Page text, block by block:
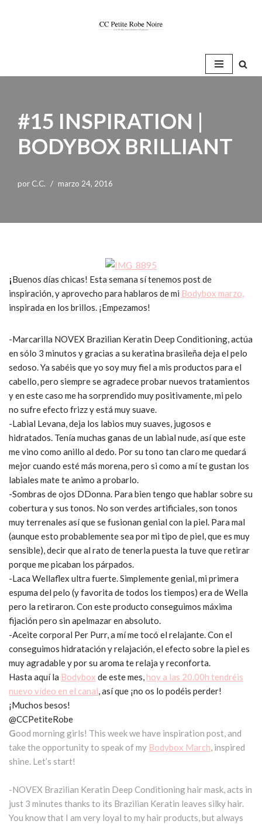
#15 INSPIRATION |
BODYBOX BRILLIANT
por C.C. marzo 24, 2016
¡Buenos días chicas! Esta semana sí tenemos post de
inspiración, y aprovecho para hablaros de mi Bodybox marzo,
inspirada en los brillos. ¡Empezamos!
-Marcarilla NOVEX Brazilian Keratin Deep Conditioning, actúa
en sólo 3 minutos y gracias a su keratina brasileña deja el pelo
sedoso. Ya sabéis que yo soy muy fiel a mis productos para el
cabello, pero siempre se agradece probar nuevos tratamientos
y en este caso me ha sorprendido muy positivamente, mi pelo
no sufre efecto frizz y está muy suave.
-Labial Levana, deja los labios muy suaves, jugosos e
hidratados. Tenía muchas ganas de un labial nude, así que este
me vino como anillo al dedo. Por su tono tan claro me quedará
mejor cuando esté más morena, pero si como a mí te gustan los
labiales mate te animo a probarlo.
-Sombras de ojos DDonna. Para bien tengo que hablar sobre su
cobertura y sus tonos. No son verdes artificiales, son tonos
muy terrenales así que se fusionan genial con la piel. Para mal
(aunque esto probablemente sea por mi tipo de piel, que es muy
sensible), decir que al rato de tenerla puesta la tuve que retirar
porque me picaban los párpados.
-Laca Wellaflex ultra fuerte. Simplemente genial, mi primera
espuma del pelo (y favorita de todos los tiempos) era de Wella
pero la retiraron. Con este producto conseguimos máxima
fijación pero sin apelmazar en absoluto.
-Aceite corporal Per Purr, a mí me tocó el relajante. Con el
conseguimos hidratación y relajación, el efecto sobre la piel es
muy agradable y por su aroma te relaja y reconforta.
Hasta aquí la Bodybox de este mes, hoy a las 20.00h tendréis
nuevo vídeo en el canal, así que ¡no os lo podéis perder!
¡Muchos besos!
@CCPetiteRobe
Good morning girls! This week we have inspiration post, and
take the opportunity to speak of my Bodybox March, inspired
shine. Let’s start!
-NOVEX Brazilian Keratin Deep Conditioning hair mask, acts in
just 3 minutes thanks to its Brazilian Keratin leaves silky hair.
You know that I am very loyal to my hair products, but always